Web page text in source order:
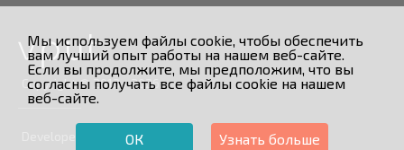
Мы используем файлы cookie, чтобы обеспечить
вам лучший опыт работы на нашем веб-сайте.
Если вы продолжите, мы предположим, что вы
согласны получать все файлы cookie на нашем
веб-сайте.
ОК Узнать больше
Copyright © 2013 - 2026